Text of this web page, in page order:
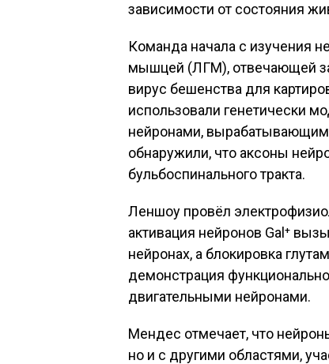
зависимости от состояния
Команда начала с изучения
мышцей (ЛГМ), отвечающей
вирус бешенства для
использовали генетически
нейронами,
обнаружили, что аксоны
бульбоспинального тракта.
Леншоу провёл
активация нейронов Gal⁺
нейронах, а блокировка
демонстрация
двигательными нейронами.
Мендес отмечает, что
но и с другими областями,